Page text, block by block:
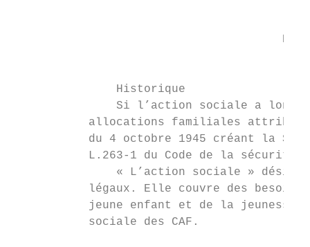
               Historique
Si l’action sociale a
allocations familiales
du 4 octobre 1945 créant la
L.263-1 du Code de la sécurité
« L’action sociale »
légaux. Elle couvre des
jeune enfant et de la
           sociale des CAF.